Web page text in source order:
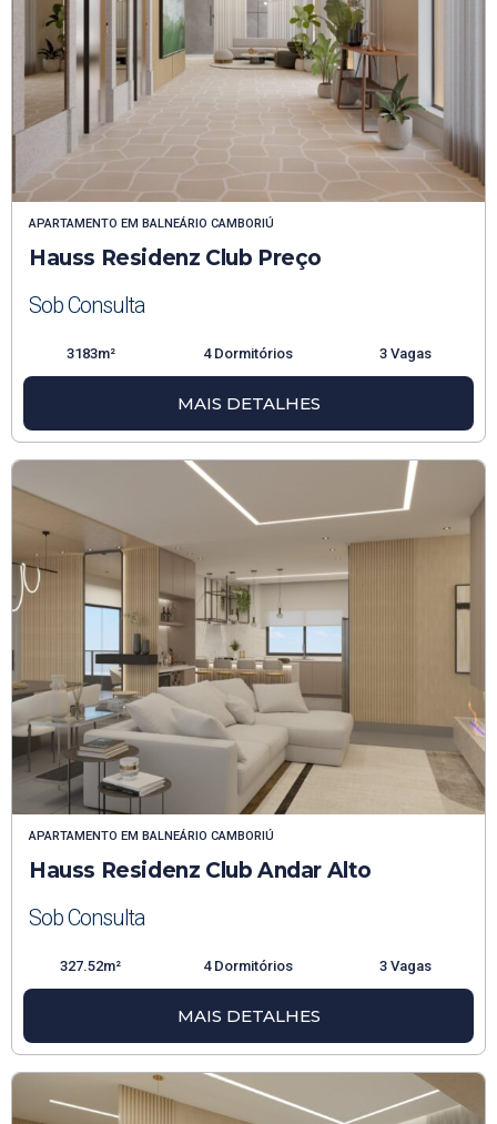
APARTAMENTO EM BALNEÁRIO CAMBORIÚ
Hauss Residenz Club Preço
Sob Consulta
3183m² 4 Dormitórios 3 Vagas
MAIS DETALHES
APARTAMENTO EM BALNEÁRIO CAMBORIÚ
Hauss Residenz Club Andar Alto
Sob Consulta
327.52m² 4 Dormitórios 3 Vagas
MAIS DETALHES